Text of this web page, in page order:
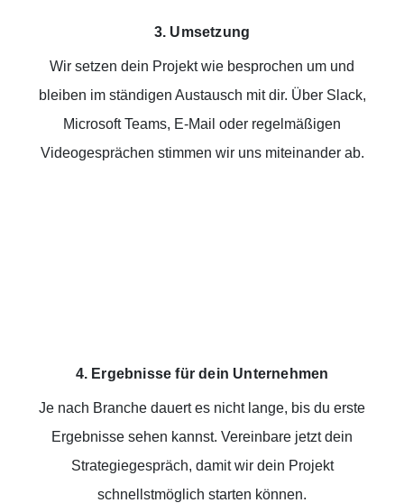
3. Umsetzung
Wir setzen dein Projekt wie besprochen um und
bleiben im ständigen Austausch mit dir. Über Slack,
Microsoft Teams, E-Mail oder regelmäßigen
Videogesprächen stimmen wir uns miteinander ab.
4. Ergebnisse für dein Unternehmen
Je nach Branche dauert es nicht lange, bis du erste
Ergebnisse sehen kannst. Vereinbare jetzt dein
Strategiegespräch, damit wir dein Projekt
schnellstmöglich starten können.